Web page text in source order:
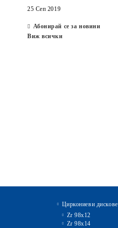
25 Сеп 2019
Абонирай се за новини
Виж всички
Циркониеви дискове
Zr 98x12
Zr 98x14